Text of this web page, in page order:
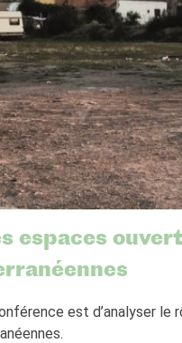
espaces
est d’analyser